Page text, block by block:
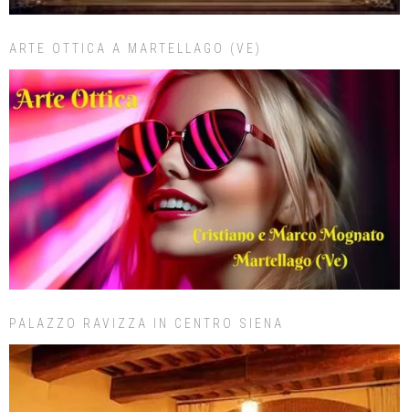
ARTE OTTICA A MARTELLAGO (VE)
PALAZZO RAVIZZA IN CENTRO SIENA